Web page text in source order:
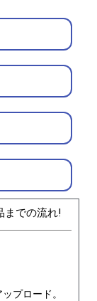
までの流れ!
プロード。